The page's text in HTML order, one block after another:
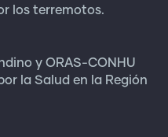
los terremotos.
y ORAS-CONHU
la Salud en la Región